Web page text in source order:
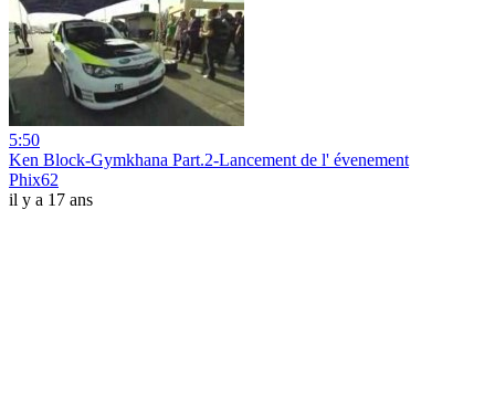
5:50
Ken Block-Gymkhana Part.2-Lancement de l' évenement
Phix62
il y a 17 ans